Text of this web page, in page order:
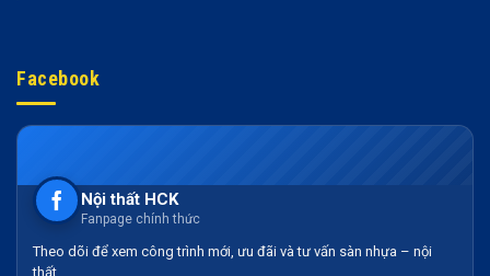
Facebook
Nội thất HCK
Fanpage chính thức
Theo dõi để xem công trình mới, ưu đãi và tư vấn sàn nhựa – nội
thất.